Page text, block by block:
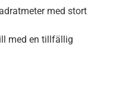
med stort
med en tillfällig